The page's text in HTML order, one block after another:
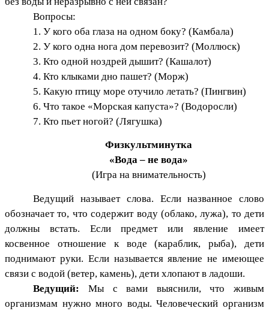
Вопросы:
1. У кого оба глаза на одном боку? (Камбала)
2. У кого одна нога дом перевозит? (Моллюск)
3. Кто одной ноздрей дышит? (Кашалот)
4. Кто клыками дно пашет? (Морж)
5. Какую птицу море отучило летать? (Пингвин)
6. Что такое «Морская капуста»? (Водоросли)
7. Кто пьет ногой? (Лягушка)
Физкультминутка
«Вода – не вода»
(Игра на внимательность)
Ведущий называет слова. Если названное слово
обозначает то, что содержит воду (облако, лужа), то дети
должны встать. Если предмет или явление имеет
косвенное отношение к воде (караблик, рыба), дети
поднимают руки. Если называется явление не имеющее
связи с водой (ветер, камень), дети хлопают в ладоши.
Ведущий: Мы с вами выяснили, что живым
организмам нужно много воды. Человеческий организм